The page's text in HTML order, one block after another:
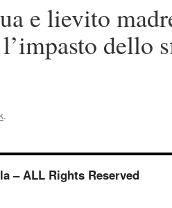
e lievito
dello
.
– ALL Rights Reserved